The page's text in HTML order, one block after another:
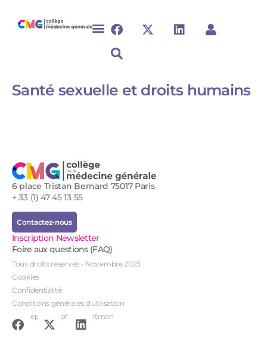
Santé sexuelle et droits humains
6 place Tristan Bernard 75017 Paris
+ 33 (1) 47 45 13 55
Contactez-nous
Inscription Newsletter
Foire aux questions (FAQ)
Tous droits réservés - Novembre 2023
Cookies
Confidentialité
Conditions générales d'utilisation
Conception : John Brightman